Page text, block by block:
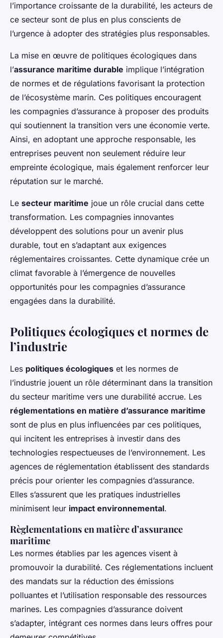
l’importance croissante de la durabilité, les acteurs de
ce secteur sont de plus en plus conscients de
l’urgence à adopter des stratégies plus responsables.
La mise en œuvre de politiques écologiques dans
l’assurance maritime durable implique l’intégration
de normes et de régulations favorisant la protection
de l’écosystème marin. Ces politiques encouragent
les compagnies d’assurance à proposer des produits
qui soutiennent la transition vers une économie verte.
Ainsi, en adoptant une approche responsable, les
entreprises peuvent non seulement réduire leur
empreinte écologique, mais également renforcer leur
réputation sur le marché.
Le secteur maritime joue un rôle crucial dans cette
transformation. Les compagnies innovantes
développent des solutions pour un avenir plus
durable, tout en s’adaptant aux exigences
réglementaires croissantes. Cette dynamique crée un
climat favorable à l’émergence de nouvelles
opportunités pour les compagnies d’assurance
engagées dans la durabilité.
Politiques écologiques et normes de
l’industrie
Les politiques écologiques et les normes de
l’industrie jouent un rôle déterminant dans la transition
du secteur maritime vers une durabilité accrue. Les
réglementations en matière d’assurance maritime
sont de plus en plus influencées par ces politiques,
qui incitent les entreprises à investir dans des
technologies respectueuses de l’environnement. Les
agences de réglementation établissent des standards
précis pour orienter les compagnies d’assurance.
Elles s’assurent que les pratiques industrielles
minimisent leur impact environnemental.
Règlementations en matière d’assurance
maritime
Les normes établies par les agences visent à
promouvoir la durabilité. Ces réglementations incluent
des mandats sur la réduction des émissions
polluantes et l’utilisation responsable des ressources
marines. Les compagnies d’assurance doivent
s’adapter, intégrant ces normes dans leurs offres pour